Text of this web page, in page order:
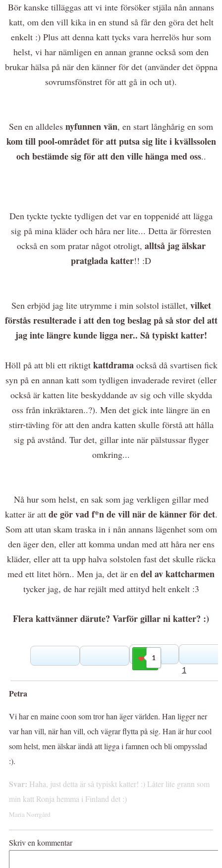
Bör kanske tilläggas att vi inte försöker stjäla nån annans
katt, om den vill kika in en stund så får den göra det helt
enkelt :) Plus att denna katt tycks vara herrelös hur som
helst, vi har nämligen en annan granne också som den
brukar hälsa på när den känner för det (använder det öppna
sovrumsfönstret för att gå in och ut).
Sen en alldeles nyfunnen vän, en start långhårig en som
kom till pool-området för att putsa sig lite i kvällssolen
och bestämde sig för att den ville hänga med oss..
Den tyckte tyckte tydligen det var en toppenidé att lägga
sig på mina kläder och håra ner lite... Detta är förresten
också en som pratar något otroligt, alltså jag älskar
pratglada katter!! :D
Sen erbjöd jag lite utrymme i min solstol istället, vilket
förstås resulterade i att den tog beslag på så stor del att
jag inte längre kunde ligga ner.. Så typiskt katter!
Höll på att bli ett riktigt kattdramaockså då svartisen fick
syn på en annan katt som tydligen invaderade reviret (eller
också är katten lite beskyddande av sig och ville skydda
oss från inkräktaren..?). Men det gick inte längre än en
stirr-tävling för att den andra katten skulle förstå att hålla
sig på avstånd. Tur det, gillar inte när pälstussar flyger
omkring...
Nå hur som helst, en sak som jag verkligen gillar med
katter är att de gör vad f*n de vill när de känner för det.
Som att utan skam traska in i nån annans lägenhet som om
den äger den, eller att komma undan med att håra ner ens
kläder, eller att ta upp halva solstolen fast det skulle räcka
med ett litet hörn.. Men ja, det är en del av kattcharmen
tycker jag, de har rejält med attityd helt enkelt :3
Flera kattvänner därute? Varför gillar ni katter? :)
1
Gilla
1
Petra
Vi har en maine coon som tror han äger världen. Han ligger ner
var han vill, när han vill, och vägrar flytta på sig. Han är hur cool
som helst, men älskar ändå att ligga i famnen och bli ompysslad
:).
Svar: Haha, just detta är så typiskt katter! :) Låter lite grann som
min katt Ronja hemma i Finland det :)
Maria Norrgård
Skriv en kommentar